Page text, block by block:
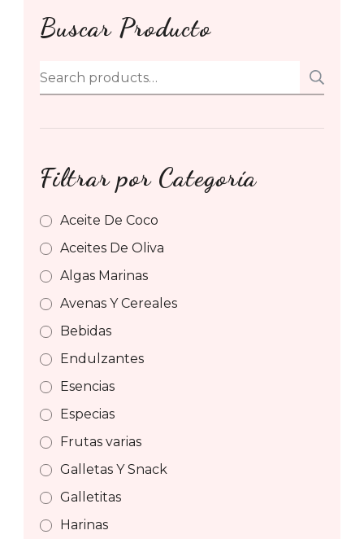
Buscar Producto
Search
for:
Filtrar por Categoría
Aceite De Coco
Aceites De Oliva
Algas Marinas
Avenas Y Cereales
Bebidas
Endulzantes
Esencias
Especias
Frutas varias
Galletas Y Snack
Galletitas
Harinas